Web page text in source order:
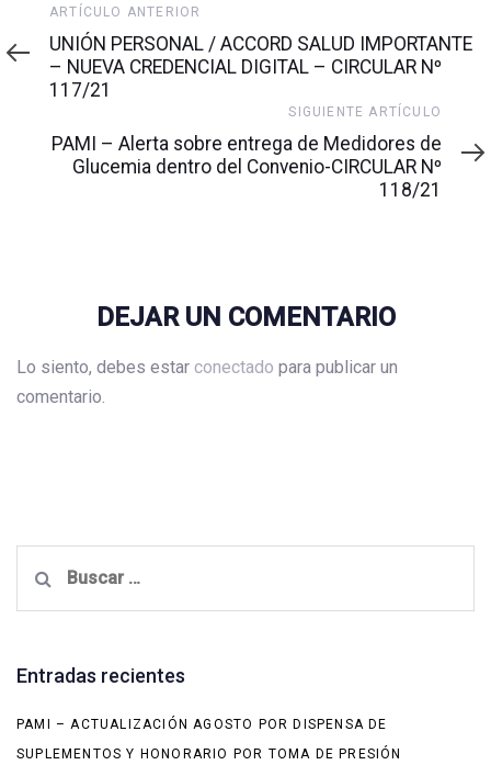
Artículo
anterior
ARTÍCULO ANTERIOR
UNIÓN PERSONAL / ACCORD SALUD IMPORTANTE
– NUEVA CREDENCIAL DIGITAL – CIRCULAR Nº
117/21
artículo
SIGUIENTE ARTÍCULO
PAMI – Alerta sobre entrega de Medidores de
Glucemia dentro del Convenio-CIRCULAR Nº
118/21
DEJAR UN COMENTARIO
Lo siento, debes estar conectado para publicar un
comentario.
Entradas recientes
PAMI – ACTUALIZACIÓN AGOSTO POR DISPENSA DE
SUPLEMENTOS Y HONORARIO POR TOMA DE PRESIÓN